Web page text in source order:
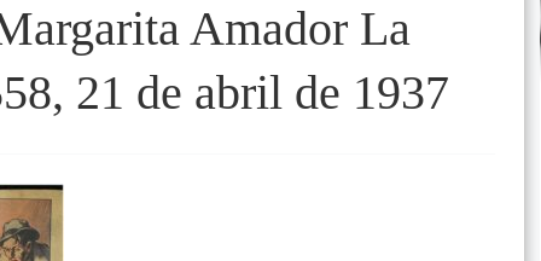
Amador La
21 de abril de 1937